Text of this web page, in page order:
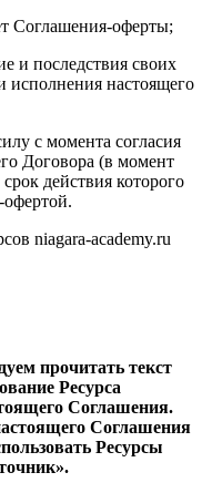
оферты;
последствия своих
исполнения настоящего
с момента согласия
Договора (в момент
действия которого
niagara-academy.ru
прочитать текст
Ресурса
Соглашения.
Соглашения
Ресурсы